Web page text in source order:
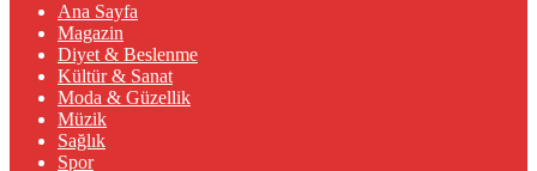
Ana Sayfa
Magazin
Diyet & Beslenme
Kültür & Sanat
Moda & Güzellik
Müzik
Sağlık
Spor